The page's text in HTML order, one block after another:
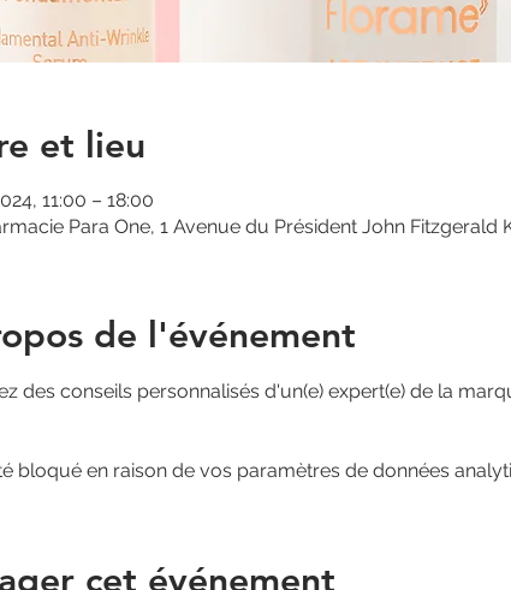
et lieu
11:00 – 18:00
Para One, 1 Avenue du Président John
de l'événement
des conseils personnalisés d'un(e) expert(e) de la
bloqué en raison de vos paramètres de données
cet événement